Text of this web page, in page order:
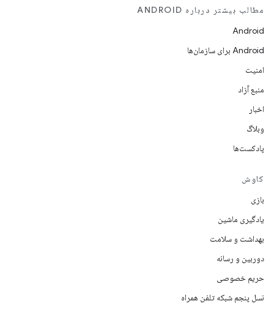
مطالب بیشتر درباره ANDROID
Android
Android برای سازمان‌ها
امنیت
منبع آزاد
اخبار
وبلاگ
پادکست‌ها
کاوش
بازی
یادگیری ماشین
بهداشت و سلامت
دوربین و رسانه
حریم خصوصی
نسل پنجم شبکه تلفن همراه